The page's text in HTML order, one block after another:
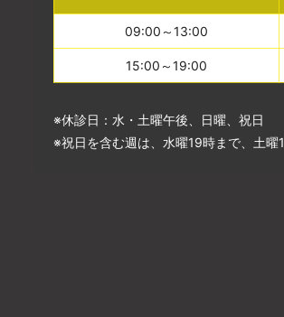
09:00～13:00
15:00～19:00
※休診日：水・土曜午後、日曜、祝日
※祝日を含む週は、水曜19時まで、土曜